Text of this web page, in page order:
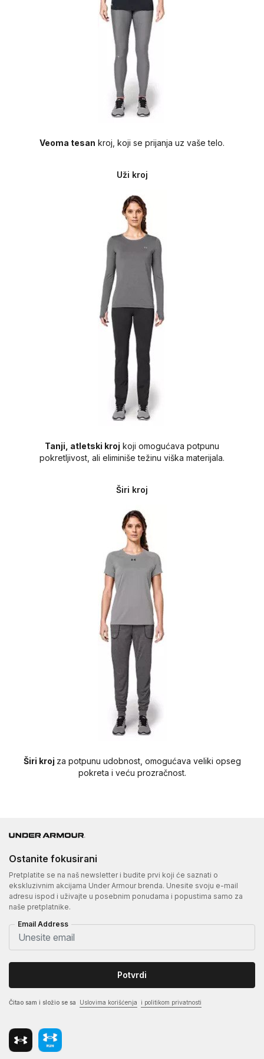
Veoma tesan kroj, koji se prijanja uz vaše telo.
Uži kroj
Tanji, atletski kroj koji omogućava potpunu
pokretljivost, ali eliminiše težinu viška materijala.
Širi kroj
Širi kroj za potpunu udobnost, omogućava veliki opseg
pokreta i veću prozračnost.
Ostanite fokusirani
Pretplatite se na naš newsletter i budite prvi koji će saznati o
ekskluzivnim akcijama Under Armour brenda. Unesite svoju e-mail
adresu ispod i uživajte u posebnim ponudama i popustima samo za
naše pretplatnike.
Email Address
Potvrdi
Čitao sam i složio se sa Uslovima korišćenja i politikom privatnosti